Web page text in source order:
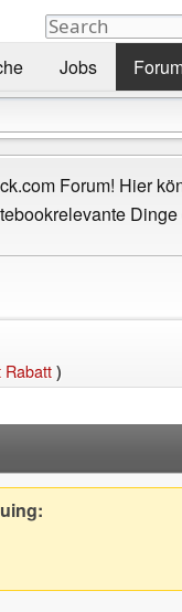
Jobs
Forum! Hier
Rabatt )